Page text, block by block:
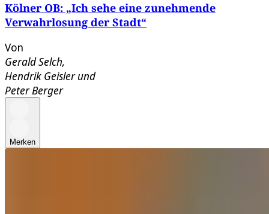
Kölner OB: „Ich sehe eine zunehmende
Verwahrlosung der Stadt“
Von
Gerald Selch,
Hendrik Geislerund
Peter Berger
Merken